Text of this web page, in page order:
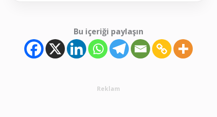
Bu içeriği paylaşın
Reklam